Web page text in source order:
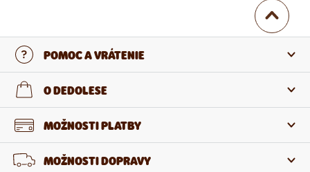
POMOC A VRÁTENIE
Kontaktujte nás
Vrátenie a reklamácia
O DEDOLESE
O nás MOŽNOSTI PLATBY
MOŽNOSTI DOPRAVY